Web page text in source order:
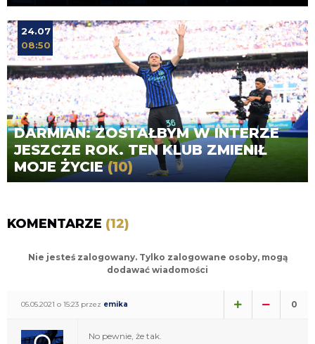
DARMIAN: ZOSTAŁBYM W INTERZE
JESZCZE ROK. TEN KLUB ZMIENIŁ
MOJE ŻYCIE(10)
24.07
08:50
KOMENTARZE (12)
Nie jesteś zalogowany. Tylko zalogowane osoby, mogą
dodawać wiadomości
05.05.2021 o 15:23 przez emika 0
No pewnie, że tak.